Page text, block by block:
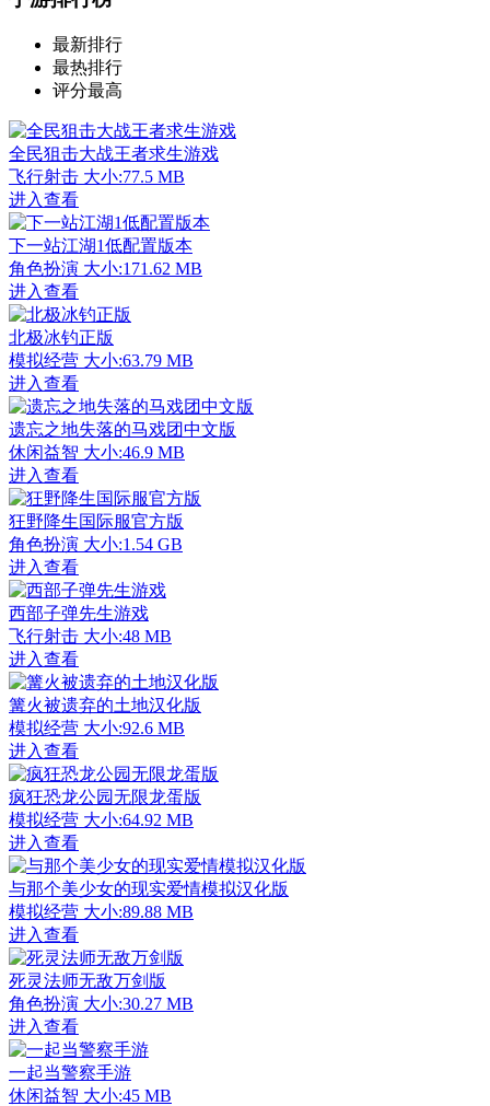
最新排行
最热排行
评分最高
全民狙击大战王者求生游戏
飞行射击 大小:77.5 MB
进入查看
下一站江湖1低配置版本
角色扮演 大小:171.62 MB
进入查看
北极冰钓正版
模拟经营 大小:63.79 MB
进入查看
遗忘之地失落的马戏团中文版
休闲益智 大小:46.9 MB
进入查看
狂野降生国际服官方版
角色扮演 大小:1.54 GB
进入查看
西部子弹先生游戏
飞行射击 大小:48 MB
进入查看
篝火被遗弃的土地汉化版
模拟经营 大小:92.6 MB
进入查看
疯狂恐龙公园无限龙蛋版
模拟经营 大小:64.92 MB
进入查看
与那个美少女的现实爱情模拟汉化版
模拟经营 大小:89.88 MB
进入查看
死灵法师无敌万剑版
角色扮演 大小:30.27 MB
进入查看
一起当警察手游
休闲益智 大小:45 MB